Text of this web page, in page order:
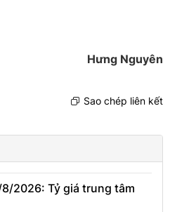
Hưng Nguyên
Sao chép liên kết
2026: Tỷ giá trung tâm